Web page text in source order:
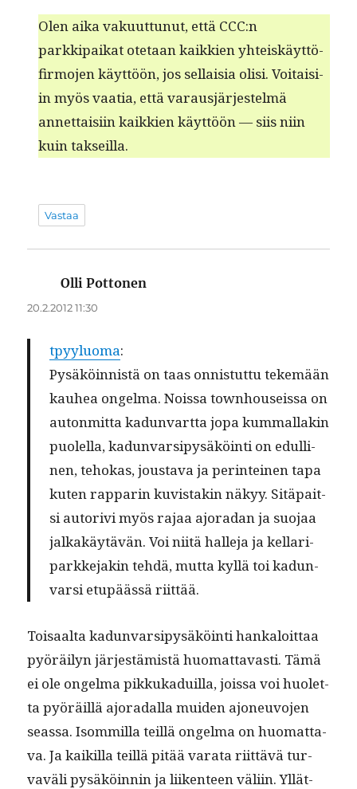
Olen aika vaku­ut­tunut, että CCC:n
parkkipaikat ote­taan kaikkien yhteiskäyt­tö­
fir­mo­jen käyt­töön, jos sel­l­aisia olisi. Voitaisi­
in myös vaa­tia, että varausjär­jestelmä
annet­taisi­in kaikkien käyt­töön — siis niin
kuin takseilla.
Vastaa
Olli Pottonen
20.2.2012 11:30
tpyy­lu­o­ma:
Pysäköin­nistä on taas onnis­tut­tu tekemään
kauhea ongel­ma. Nois­sa town­hou­seis­sa on
auton­mit­ta kadun­vart­ta jopa kum­mal­lakin
puolel­la, kadun­var­sipysäköin­ti on edulli­
nen, tehokas, jous­ta­va ja per­in­teinen tapa
kuten rap­parin kuvis­takin näkyy. Sitä­pait­
si autorivi myös rajaa ajo­radan ja suo­jaa
jalka­käytävän. Voi niitä halle­ja ja kel­lar­i­
parkke­jakin tehdä, mut­ta kyl­lä toi kadun­
var­si etupäässä riittää.
Toisaal­ta kadun­var­sipysäköin­ti han­kaloit­taa
pyöräi­lyn jär­jestämistä huo­mat­tavasti. Tämä
ei ole ongel­ma pikkukaduil­la, jois­sa voi huo­let­
ta pyöräil­lä ajo­radal­la muiden ajoneu­vo­jen
seassa. Isom­mil­la teil­lä ongel­ma on huo­mat­ta­
va. Ja kaikil­la teil­lä pitää vara­ta riit­tävä tur­
vaväli pysäköin­nin ja liiken­teen väli­in. Yllät­